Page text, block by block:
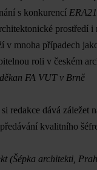
s konkurencí ERA21
prostředí
v mnoha případech
roli v českém
FA VUT v Brně
redakce dává
kvalitního
(Šépka architekti,